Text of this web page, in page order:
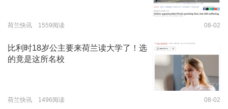
荷兰快讯 1559阅读 08-02
比利时18岁公主要来荷兰读大学了！选
的竟是这所名校
荷兰快讯 1496阅读 08-02